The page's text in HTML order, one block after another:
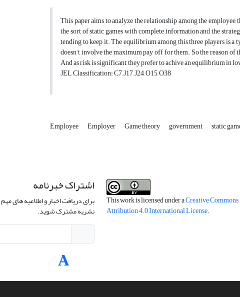
This paper aims to analyze the relationship among the
the sort of static games with complete information and the
tending to keep it. The equilibrium among this three players is
doesn’t involve the maximum pay off for them. So the reason
And as risk is significant, they prefer to achive an equilibrium in
JEL Classification: C7, J17, J24, O15, O38
Employee Employer Game theory government static
This work is licensed under aCreative Commons
Attribution 4.0 International License.
اشتراک خبرنامه
برای دریافت اخبار و اطلاعیه های
نشریه مشترک شوید.